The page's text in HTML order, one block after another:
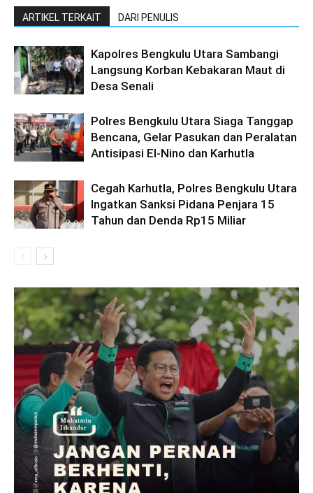
ARTIKEL TERKAIT DARI PENULIS
Kapolres Bengkulu Utara Sambangi
Langsung Korban Kebakaran Maut di
Desa Senali
Polres Bengkulu Utara Siaga Tanggap
Bencana, Gelar Pasukan dan Peralatan
Antisipasi El-Nino dan Karhutla
Cegah Karhutla, Polres Bengkulu Utara
Ingatkan Sanksi Pidana Penjara 15
Tahun dan Denda Rp15 Miliar